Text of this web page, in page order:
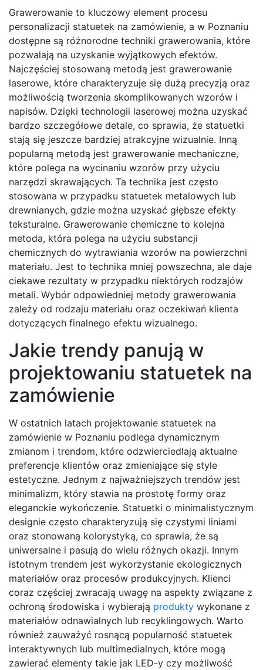
Grawerowanie to kluczowy element procesu
personalizacji statuetek na zamówienie, a w Poznaniu
dostępne są różnorodne techniki grawerowania, które
pozwalają na uzyskanie wyjątkowych efektów.
Najczęściej stosowaną metodą jest grawerowanie
laserowe, które charakteryzuje się dużą precyzją oraz
możliwością tworzenia skomplikowanych wzorów i
napisów. Dzięki technologii laserowej można uzyskać
bardzo szczegółowe detale, co sprawia, że statuetki
stają się jeszcze bardziej atrakcyjne wizualnie. Inną
popularną metodą jest grawerowanie mechaniczne,
które polega na wycinaniu wzorów przy użyciu
narzędzi skrawających. Ta technika jest często
stosowana w przypadku statuetek metalowych lub
drewnianych, gdzie można uzyskać głębsze efekty
teksturalne. Grawerowanie chemiczne to kolejna
metoda, która polega na użyciu substancji
chemicznych do wytrawiania wzorów na powierzchni
materiału. Jest to technika mniej powszechna, ale daje
ciekawe rezultaty w przypadku niektórych rodzajów
metali. Wybór odpowiedniej metody grawerowania
zależy od rodzaju materiału oraz oczekiwań klienta
dotyczących finalnego efektu wizualnego.
Jakie trendy panują w
projektowaniu statuetek na
zamówienie
W ostatnich latach projektowanie statuetek na
zamówienie w Poznaniu podlega dynamicznym
zmianom i trendom, które odzwierciedlają aktualne
preferencje klientów oraz zmieniające się style
estetyczne. Jednym z najważniejszych trendów jest
minimalizm, który stawia na prostotę formy oraz
eleganckie wykończenie. Statuetki o minimalistycznym
designie często charakteryzują się czystymi liniami
oraz stonowaną kolorystyką, co sprawia, że są
uniwersalne i pasują do wielu różnych okazji. Innym
istotnym trendem jest wykorzystanie ekologicznych
materiałów oraz procesów produkcyjnych. Klienci
coraz częściej zwracają uwagę na aspekty związane z
ochroną środowiska i wybierają produkty wykonane z
materiałów odnawialnych lub recyklingowych. Warto
również zauważyć rosnącą popularność statuetek
interaktywnych lub multimedialnych, które mogą
zawierać elementy takie jak LED-y czy możliwość